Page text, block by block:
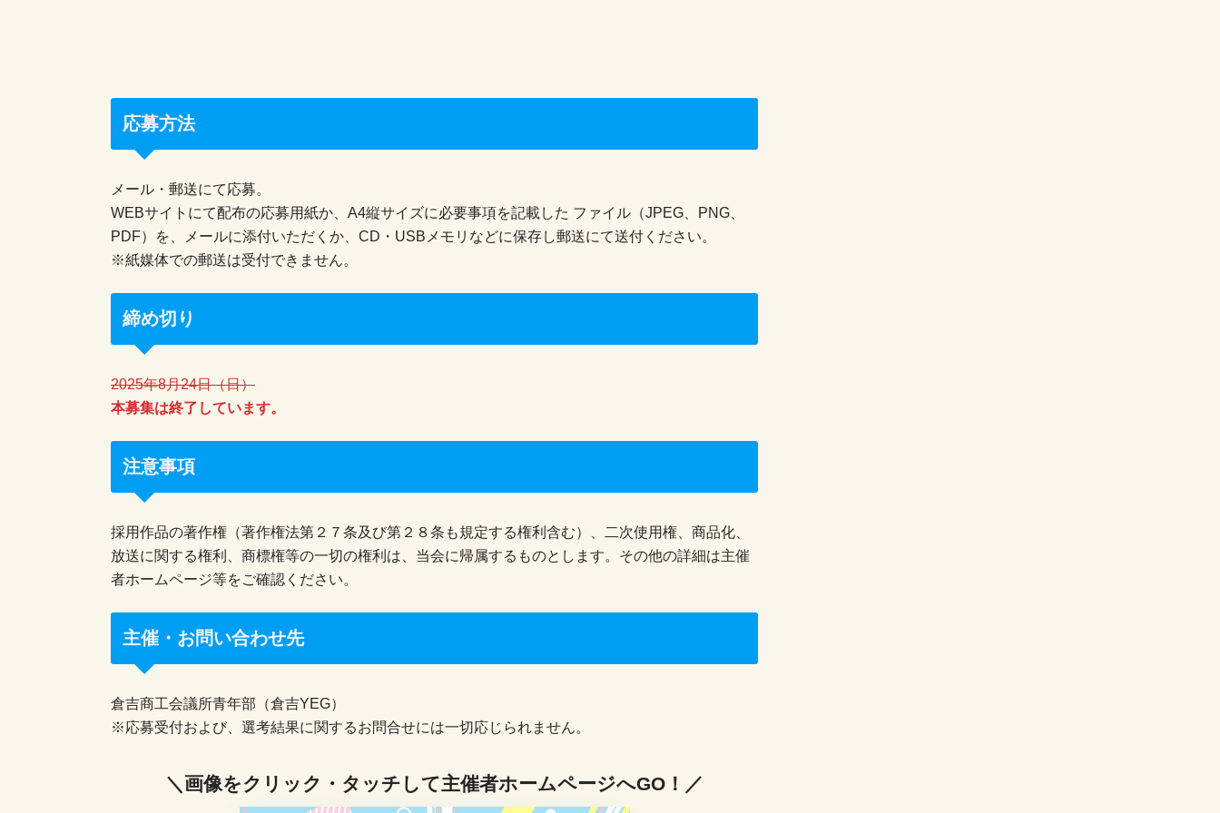
応募方法
メール・郵送にて応募。
WEBサイトにて配布の応募用紙か、A4縦サイズに必要事項を記載した ファイル（JPEG、PNG、
PDF）を、メールに添付いただくか、CD・USBメモリなどに保存し郵送にて送付ください。
※紙媒体での郵送は受付できません。
締め切り
2025年8月24日（日）
本募集は終了しています。
注意事項
採用作品の著作権（著作権法第２７条及び第２８条も規定する権利含む）、二次使用権、商品化、
放送に関する権利、商標権等の一切の権利は、当会に帰属するものとします。その他の詳細は主催
者ホームページ等をご確認ください。
主催・お問い合わせ先
倉吉商工会議所青年部（倉吉YEG）
※応募受付および、選考結果に関するお問合せには一切応じられません。
＼画像をクリック・タッチして主催者ホームページへGO！／